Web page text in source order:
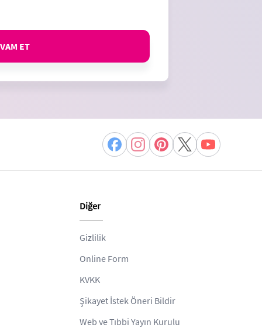
ET
Diğer
Gizlilik
Online Form
KVKK
Şikayet İstek Öneri Bildir
Web ve Tıbbi Yayın Kurulu